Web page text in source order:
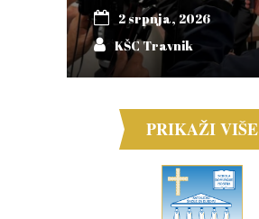
2 srpnja, 2026
KŠC Travnik
PRIKAŽI VIŠE